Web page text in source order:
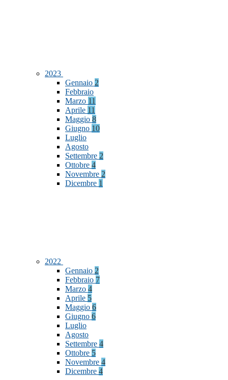
2023
Gennaio 2
Febbraio
Marzo 11
Aprile 11
Maggio 8
Giugno 10
Luglio
Agosto
Settembre 2
Ottobre 4
Novembre 2
Dicembre 1
2022
Gennaio 2
Febbraio 7
Marzo 4
Aprile 5
Maggio 6
Giugno 6
Luglio
Agosto
Settembre 4
Ottobre 5
Novembre 4
Dicembre 4